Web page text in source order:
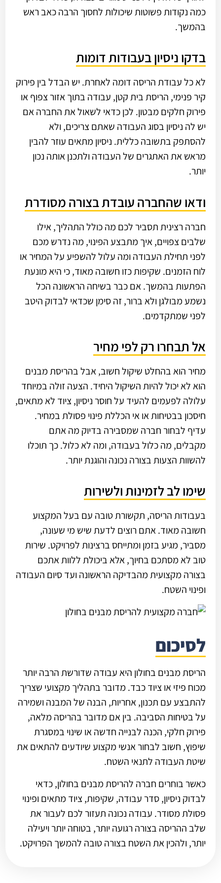
כמה נקודות פשוטות שיכולות לחסוך הרבה כאב ראש
בהמשך.
בדקו ניסיון בעבודות דומות
לא כל עבודת הריסה דומה לאחרת. יש הבדל בין פירוק
קיר פנימי, הריסת בית קטן, עבודה בתוך אזור צפוף או
פירוק חלקים מבטון. לכן כדאי לשאול את החברה אם
יש לה ניסיון בסוג העבודה שאתם צריכים, ולא
להסתפק בתשובה כללית. ניסיון מתאים עוזר להבין
מראש את האתגרים של העבודה ולתכנן אותה נכון
יותר.
ודאו שהחברה עובדת בצורה מסודרת
חברה רצינית תסביר לכם מה כולל התהליך, אילו
שלבים צפויים, איך מתבצע הפינוי, מה נדרש מכם
לפני תחילת העבודה ומה עלול להשפיע על המחיר או
לוח הזמנים. שקיפות כזו חשובה מאוד, כי היא מונעת
הפתעות בהמשך. אם כבר בשיחה הראשונה הכל
נשמע מבולגן ולא ברור, זה סימן שכדאי לבדוק היטב
לפני שמתקדמים.
אל תבחרו רק לפי מחיר
מחיר הוא בהחלט שיקול חשוב, אבל בהריסת מבנים
הוא לא יכול להיות השיקול היחיד. הצעה זולה במיוחד
עלולה לפעמים להעיד על חוסר ניסיון, ציוד לא מתאים,
חיסכון בבטיחות או אי הכללת פינוי פסולת במחיר.
עדיף לבחור חברה שמסבירה בדיוק מה אתם
מקבלים, מה כלול בעבודה, ומה לא כלול. כך תוכלו
להשוות הצעות בצורה נכונה והוגנת יותר.
שימו לב לזמינות ולשירות
בעבודות הריסה, תקשורת טובה עם בעל המקצוע
חשובה מאוד. אתם רוצים לדעת שיש מי שעונה,
מסביר, מגיע בזמן ומתייחס ברצינות לפרויקט. שירות
טוב לא מסתכם בחיוך, אלא ביכולת ללוות אתכם
בצורה מקצועית מהבדיקה הראשונה ועד סיום העבודה
ופינוי השטח.
לסיכום
הריסת מבנים בחולון היא עבודה שדורשת הרבה יותר
מכוח פיזי או ציוד כבד. מדובר בתהליך מקצועי שצריך
להתבצע עם תכנון, אחריות, הבנה של המבנה ושמירה
על בטיחות הסביבה. בין אם מדובר בהריסה מלאה,
פירוק חלקי, הכנה לבנייה חדשה או שינוי במסגרת
שיפוץ, חשוב לבחור אנשי מקצוע שיודעים להתאים את
שיטת העבודה לתנאי השטח.
כאשר בוחרים חברה להריסת מבנים בחולון, כדאי
לבדוק ניסיון, סדר עבודה, שקיפות, ציוד מתאים ופינוי
פסולת מסודר. עבודה נכונה תעזור לכם לעבור את
שלב ההריסה בצורה רגועה יותר, בטוחה יותר ויעילה
יותר, ולהכין את השטח בצורה טובה להמשך הפרויקט.